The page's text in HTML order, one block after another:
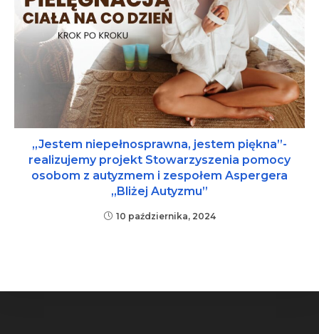
„Jestem niepełnosprawna, jestem piękna”-
realizujemy projekt Stowarzyszenia pomocy
osobom z autyzmem i zespołem Aspergera
„Bliżej Autyzmu”
10 października, 2024